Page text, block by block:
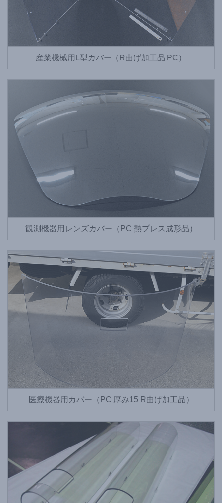
産業機械用L型カバー（R曲げ加工品 PC）
観測機器用レンズカバー（PC 熱プレス成形品）
医療機器用カバー（PC 厚み15 R曲げ加工品）